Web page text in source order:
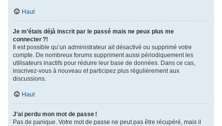
Haut
Je m’étais déjà inscrit par le passé mais ne peux plus me
connecter ?!
Il est possible qu’un administrateur ait désactivé ou supprimé votre
compte. De nombreux forums suppriment aussi périodiquement les
utilisateurs inactifs pour réduire leur base de données. Dans ce cas,
inscrivez-vous à nouveau et participez plus régulièrement aux
discussions.
Haut
J’ai perdu mon mot de passe !
Pas de panique. Votre mot de passe ne peut pas être récupéré, mais il